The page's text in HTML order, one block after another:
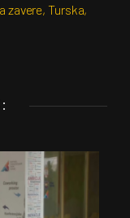
zavere,Turska,